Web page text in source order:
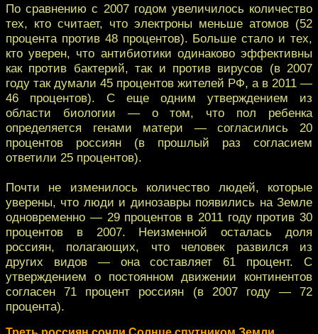
По сравнению с 2007 годом увеличилось количество
тех, кто считает, что электроны меньше атомов (52
процента против 48 процентов). Больше стало и тех,
кто уверен, что антибиотики одинаково эффективны
как против бактерий, так и против вирусов (в 2007
году так думали 45 процентов жителей РФ, а в 2011 —
46 процентов). С еще одним утверждением из
области биологии — о том, что пол ребенка
определяется генами матери — согласились 20
процентов россиян (в прошлый раз согласием
ответили 25 процентов).
Почти не изменилось количество людей, которые
уверены, что люди и динозавры появились на Земле
одновременно — 29 процентов в 2011 году против 30
процентов в 2007. Неизменной осталась доля
россиян, полагающих, что человек развился из
других видов — она составляет 61 процент. С
утверждением о постоянном движении континентов
согласен 71 процент россиян (в 2007 году — 72
процента).